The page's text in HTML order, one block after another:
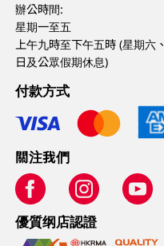
辦公時間:
星期一至五
上午九時至下午五時 (星期六、
日及公眾假期休息)
付款方式
關注我們
優質纲店認證